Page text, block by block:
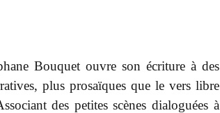
Bouquet ouvre son écriture à des
plus prosaïques que le vers libre
des petites scènes dialoguées à